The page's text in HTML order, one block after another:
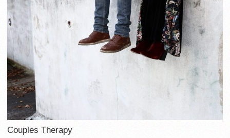
Couples Therapy